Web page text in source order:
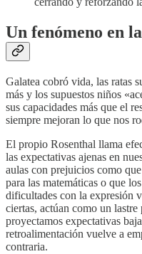
Un fenómeno en
Galatea cobró vida, las ratas
más y los supuestos niños
sus capacidades más que el
siempre mejoran lo que nos
El propio Rosenthal llama
las expectativas ajenas en
aulas con prejuicios como
para las matemáticas o que
dificultades con la expresión
ciertas, actúan como un lastre
proyectamos expectativas
retroalimentación vuelve a
contraria.